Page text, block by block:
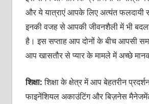
और ये यात्राएं आपके लिए अत्‍यंत फलदायी
इनकी वजह से आपकी जीवनशैली में भी
है। इस सप्‍ताह आप दोनों के बीच आपसी
आप खासतौर से प्‍यार के मामले में अच्‍छे
शिक्षा:शिक्षा के क्षेत्र में आप बेहतरीन
फाइनेंशियल अकाउंटिंग और बिज़नेस